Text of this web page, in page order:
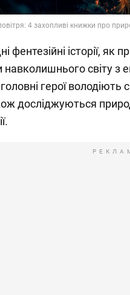
4 захопливі книжки про
фентезійні історії,
навколишнього світу з
герої володіють
досліджуються